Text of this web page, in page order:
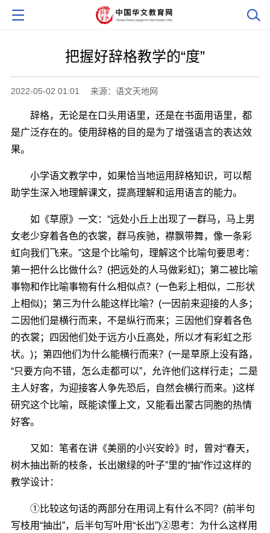
把握好辞格教学的“度”
2022-05-02 01:01 来源：语文天地网
辞格，无论是在口头用语里，还是在书面用语里，都
是广泛存在的。使用辞格的目的是为了增强语言的表达效
果。
小学语文教学中，如果恰当地运用辞格知识，可以帮
助学生深入地理解课文，提高理解和运用语言的能力。
如《草原》一文：“远处小丘上出现了一群马，马上男
女老少穿着各色的衣裳，群马疾驰，襟飘带舞，像一条彩
虹向我们飞来。”这是个比喻句，理解这个比喻句要思考：
第一把什么比做什么？(把远处的人马做彩虹)；第二被比喻
事物和作比喻事物有什么相似点？(一色彩上相似，二形状
上相似)；第三为什么能这样比喻？(一因前来迎接的人多；
二因他们是横行而来，不是纵行而来；三因他们穿着各色
的衣裳；四因他们处于远方小丘高处，所以才有彩虹之形
状。)；第四他们为什么能横行而来？(一是草原上没有路，
“只要方向不错，怎么走都可以”，允许他们这样行走；二是
主人好客，为迎接客人争先恐后，自然会横行而来。)这样
研究这个比喻，既能读懂上文，又能看出蒙古同胞的热情
好客。
又如：笔者在讲《美丽的小兴安岭》时，曾对“春天，
树木抽出新的枝条，长出嫩绿的叶子”里的“抽”作过这样的
教学设计：
①比较这句话的两部分在用词上有什么不同？(前半句
写枝用“抽出”，后半句写叶用“长出”)②思考：为什么这样用